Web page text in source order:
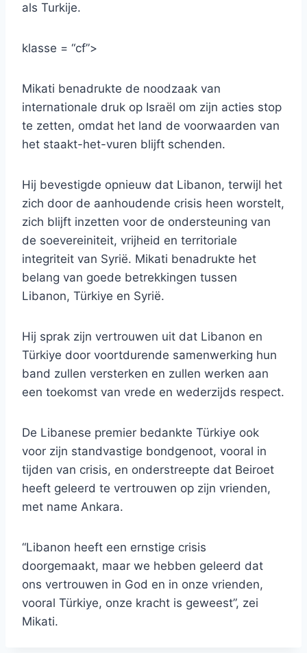
als Turkije.
klasse = “cf”>
Mikati benadrukte de noodzaak van
internationale druk op Israël om zijn acties stop
te zetten, omdat het land de voorwaarden van
het staakt-het-vuren blijft schenden.
Hij bevestigde opnieuw dat Libanon, terwijl het
zich door de aanhoudende crisis heen worstelt,
zich blijft inzetten voor de ondersteuning van
de soevereiniteit, vrijheid en territoriale
integriteit van Syrië. Mikati benadrukte het
belang van goede betrekkingen tussen
Libanon, Türkiye en Syrië.
Hij sprak zijn vertrouwen uit dat Libanon en
Türkiye door voortdurende samenwerking hun
band zullen versterken en zullen werken aan
een toekomst van vrede en wederzijds respect.
De Libanese premier bedankte Türkiye ook
voor zijn standvastige bondgenoot, vooral in
tijden van crisis, en onderstreepte dat Beiroet
heeft geleerd te vertrouwen op zijn vrienden,
met name Ankara.
“Libanon heeft een ernstige crisis
doorgemaakt, maar we hebben geleerd dat
ons vertrouwen in God en in onze vrienden,
vooral Türkiye, onze kracht is geweest”, zei
Mikati.